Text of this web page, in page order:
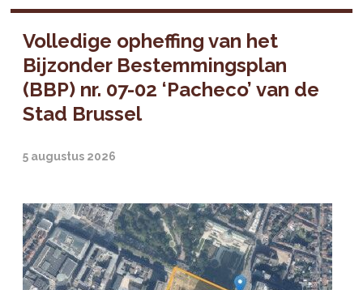
Volledige opheffing van het
Bijzonder Bestemmingsplan
(BBP) nr. 07-02 ‘Pacheco’ van de
Stad Brussel
5 augustus 2026